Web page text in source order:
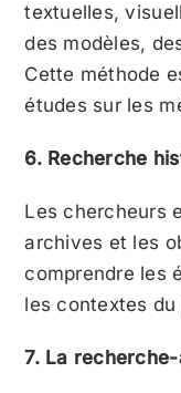
textuelles,
des modèles,
Cette méthode
études sur les
6. Recherche
Les chercheurs
archives et les
comprendre les
les contextes du
7. La